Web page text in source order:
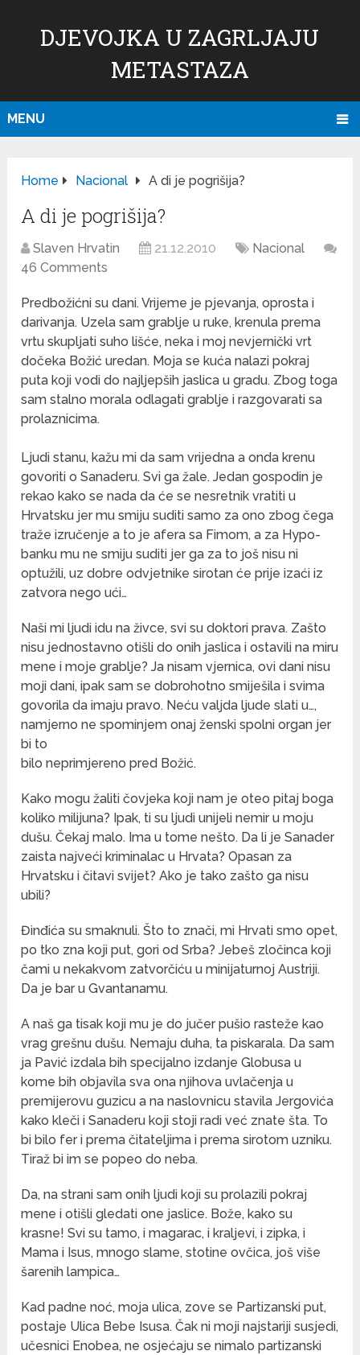
DJEVOJKA U ZAGRLJAJU
METASTAZA
MENU
Home Nacional A di je pogrišija?
A di je pogrišija?
Slaven Hrvatin 21.12.2010
Nacional
46 Comments
Predbožićni su dani. Vrijeme je pjevanja, oprosta i
darivanja. Uzela sam grablje u ruke, krenula prema
vrtu skupljati suho lišće, neka i moj nevjernički vrt
dočeka Božić uredan. Moja se kuća nalazi pokraj
puta koji vodi do najljepših jaslica u gradu. Zbog toga
sam stalno morala odlagati grablje i razgovarati sa
prolaznicima.
Ljudi stanu, kažu mi da sam vrijedna a onda krenu
govoriti o Sanaderu. Svi ga žale. Jedan gospodin je
rekao kako se nada da će se nesretnik vratiti u
Hrvatsku jer mu smiju suditi samo za ono zbog čega
traže izručenje a to je afera sa Fimom, a za Hypo-
banku mu ne smiju suditi jer ga za to još nisu ni
optužili, uz dobre odvjetnike sirotan će prije izaći iz
zatvora nego ući…
Naši mi ljudi idu na živce, svi su doktori prava. Zašto
nisu jednostavno otišli do onih jaslica i ostavili na miru
mene i moje grablje? Ja nisam vjernica, ovi dani nisu
moji dani, ipak sam se dobrohotno smiješila i svima
govorila da imaju pravo. Neću valjda ljude slati u…,
namjerno ne spominjem onaj ženski spolni organ jer
bi to
bilo neprimjereno pred Božić.
Kako mogu žaliti čovjeka koji nam je oteo pitaj boga
koliko milijuna? Ipak, ti su ljudi unijeli nemir u moju
dušu. Čekaj malo. Ima u tome nešto. Da li je Sanader
zaista najveći kriminalac u Hrvata? Opasan za
Hrvatsku i čitavi svijet? Ako je tako zašto ga nisu
ubili?
Đinđića su smaknuli. Što to znači, mi Hrvati smo opet,
po tko zna koji put, gori od Srba? Jebeš zločinca koji
čami u nekakvom zatvorčiću u minijaturnoj Austriji.
Da je bar u Gvantanamu.
A naš ga tisak koji mu je do jučer pušio rasteže kao
vrag grešnu dušu. Nemaju duha, ta piskarala. Da sam
ja Pavić izdala bih specijalno izdanje Globusa u
kome bih objavila sva ona njihova uvlačenja u
premijerovu guzicu a na naslovnicu stavila Jergovića
kako kleči i Sanaderu koji stoji radi već znate šta. To
bi bilo fer i prema čitateljima i prema sirotom uzniku.
Tiraž bi im se popeo do neba.
Da, na strani sam onih ljudi koji su prolazili pokraj
mene i otišli gledati one jaslice. Bože, kako su
krasne! Svi su tamo, i magarac, i kraljevi, i zipka, i
Mama i Isus, mnogo slame, stotine ovčica, još više
šarenih lampica…
Kad padne noć, moja ulica, zove se Partizanski put,
postaje Ulica Bebe Isusa. Čak ni moji najstariji susjedi,
učesnici Enobea, ne osjećaju se nimalo partizanski